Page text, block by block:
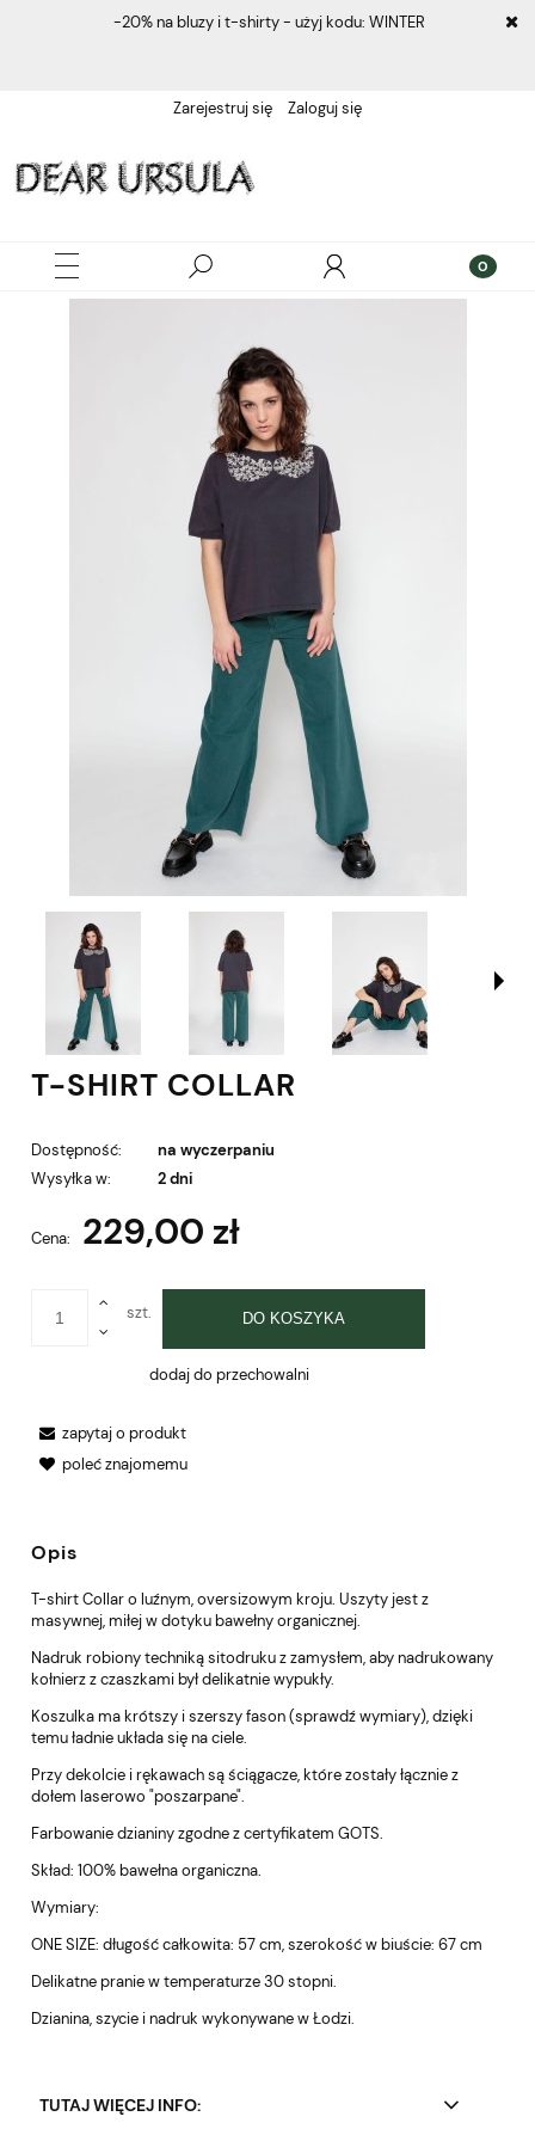
-20% na bluzy i t-shirty - użyj kodu: WINTER
Zarejestruj się Zaloguj się
T-SHIRT COLLAR
Dostępność:
na wyczerpaniu
Wysyłka w:
2 dni
Cena: 229,00 zł
szt. DO KOSZYKA
dodaj do przechowalni
zapytaj o produkt
poleć znajomemu
Opis
T-shirt Collar o luźnym, oversizowym kroju. Uszyty jest z
masywnej, miłej w dotyku bawełny organicznej.
Nadruk robiony techniką sitodruku z zamysłem, aby nadrukowany
kołnierz z czaszkami był delikatnie wypukły.
Koszulka ma krótszy i szerszy fason (sprawdź wymiary), dzięki
temu ładnie układa się na ciele.
Przy dekolcie i rękawach są ściągacze, które zostały łącznie z
dołem laserowo "poszarpane".
Farbowanie dzianiny zgodne z certyfikatem GOTS.
Skład: 100% bawełna organiczna.
Wymiary:
ONE SIZE: długość całkowita: 57 cm, szerokość w biuście: 67 cm
Delikatne pranie w temperaturze 30 stopni.
Dzianina, szycie i nadruk wykonywane w Łodzi.
TUTAJ WIĘCEJ INFO: